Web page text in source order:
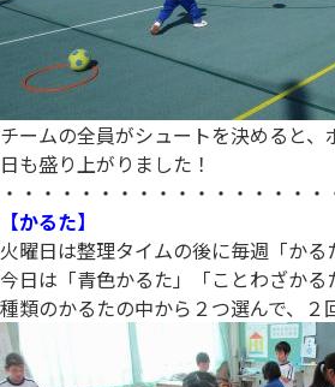
チームの全員がシュートを決めると、
日も盛り上がりました！
・・・・・・・・・・・・・・・・
【かるた】
火曜日は整理タイムの後に毎週「かる
今日は「青色かるた」「ことわざかる
種類のかるたの中から２つ選んで、２